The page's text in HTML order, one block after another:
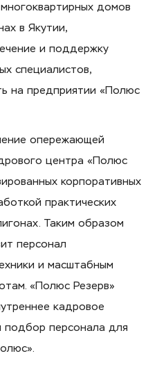
домов
в Якутии,
и поддержку
специалистов,
на предприятии «Полюс
опережающей
центра «Полюс
корпоративных
практических
Таким образом
персонал
и масштабным
«Полюс Резерв»
кадровое
подбор персонала для